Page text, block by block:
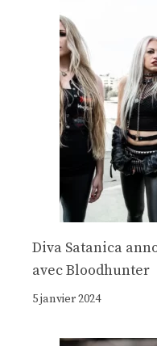
Diva Satanica
avec Bloodhunter
5 janvier 2024